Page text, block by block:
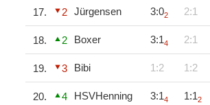
17. 2 Jürgensen 3:02 2:1
18. 2 Boxer 3:14 2:1
19. 3 Bibi 1:2 1:2
20. 4 HSVHenning 3:14 1:12